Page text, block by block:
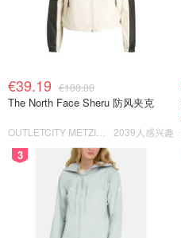
€39.19 €100.00
The North Face Sheru 防风夹克
2039人感兴趣
3